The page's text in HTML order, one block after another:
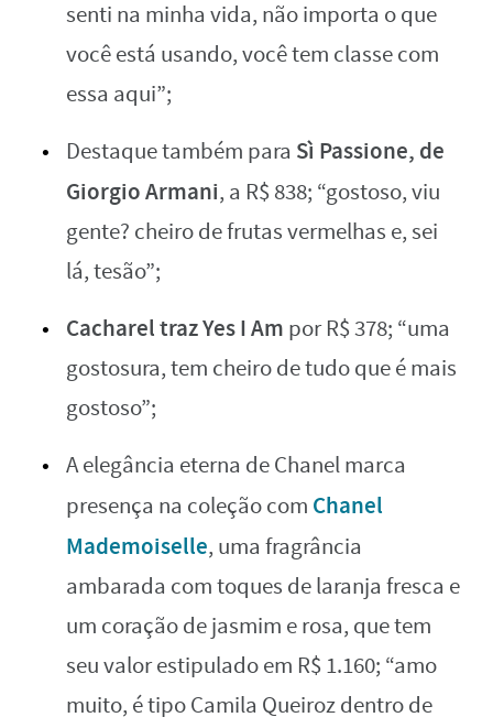
senti na minha vida, não importa o que
você está usando, você tem classe com
essa aqui”;
Destaque também para Sì Passione, de
Giorgio Armani, a R$ 838; “gostoso, viu
gente? cheiro de frutas vermelhas e, sei
lá, tesão”;
Cacharel traz Yes I Am por R$ 378; “uma
gostosura, tem cheiro de tudo que é mais
gostoso”;
A elegância eterna de Chanel marca
presença na coleção com Chanel
Mademoiselle, uma fragrância
ambarada com toques de laranja fresca e
um coração de jasmim e rosa, que tem
seu valor estipulado em R$ 1.160; “amo
muito, é tipo Camila Queiroz dentro de